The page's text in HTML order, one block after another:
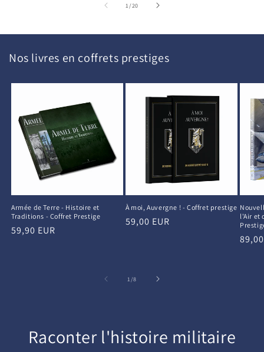
1/de
20
Nos livres en coffrets prestiges
Armée de Terre - Histoire et
Traditions - Coffret Prestige
Prix
59,90 EUR
À moi, Auvergne ! - Coffret prestige
Prix
59,00 EUR
l'Air et
Prix
1/de
8
Raconter l'histoire militaire